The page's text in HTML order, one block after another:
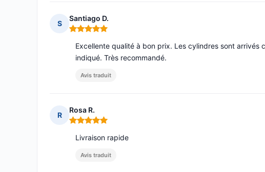
S
Santiago D.
Note : 5 sur 5
Excellente qualité à bon prix. Les cylindres sont
indiqué. Très recommandé.
Avis traduit
R
Rosa R.
Note : 5 sur 5
Livraison rapide
Avis traduit